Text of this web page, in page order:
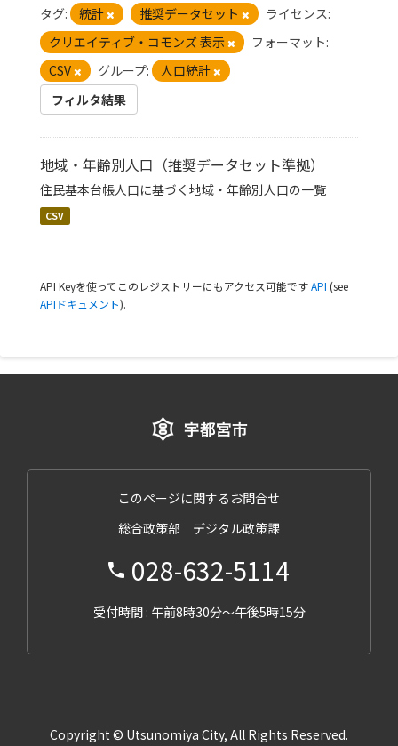
タグ: 統計 推奨データセット
ライセンス:
クリエイティブ・コモンズ 表示
フォーマット:
CSV
グループ:
人口統計
フィルタ結果
地域・年齢別人口（推奨データセット準拠）
住民基本台帳人口に基づく地域・年齢別人口の一覧
CSV
API Keyを使ってこのレジストリーにもアクセス可能ですAPI (see
APIドキュメント).
このページに関するお問合せ
総合政策部 デジタル政策課
028-632-5114
受付時間 : 午前8時30分～午後5時15分
Copyright © Utsunomiya City, All Rights Reserved.